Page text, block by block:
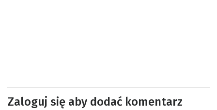
Zaloguj się aby dodać komentarz